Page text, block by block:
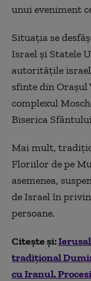
unui eveniment
Situaţia se
Israel şi Statele
autorităţile
sfinte din Oraşul
complexul
Biserica
Mai mult,
Floriilor de pe
asemenea,
de Israel în
persoane.
Citește și:
tradițional
cu Iranul.